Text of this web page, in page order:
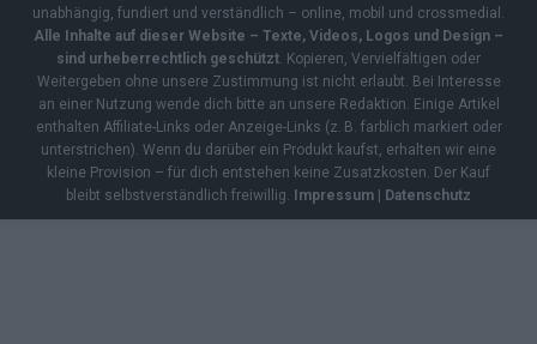
unabhängig, fundiert und verständlich – online, mobil und crossmedial.
Alle Inhalte auf dieser Website – Texte, Videos, Logos und Design –
sind urheberrechtlich geschützt . Kopieren, Vervielfältigen oder
Weitergeben ohne unsere Zustimmung ist nicht erlaubt. Bei Interesse
an einer Nutzung wende dich bitte an unsere Redaktion. Einige Artikel
enthalten Affiliate-Links oder Anzeige-Links (z. B. farblich markiert oder
unterstrichen). Wenn du darüber ein Produkt kaufst, erhalten wir eine
kleine Provision – für dich entstehen keine Zusatzkosten. Der Kauf
bleibt selbstverständlich freiwillig. Impressum | Datenschutz